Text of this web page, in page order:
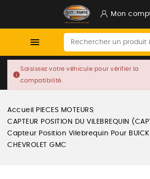
Mon

info
Saisissez votre véhicule pour vérifier la
compatibilité.
Accueil
PIECES MOTEURS
CAPTEUR POSITION DU VILEBREQUIN
Capteur Position Vilebrequin Pour BUICK
CHEVROLET GMC